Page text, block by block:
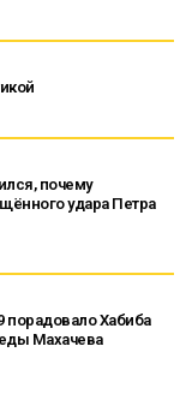
почему
удара Петра
порадовало Хабиба
Махачева